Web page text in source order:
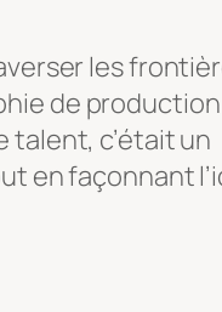
les
de
talent, c’était un
en façonnant